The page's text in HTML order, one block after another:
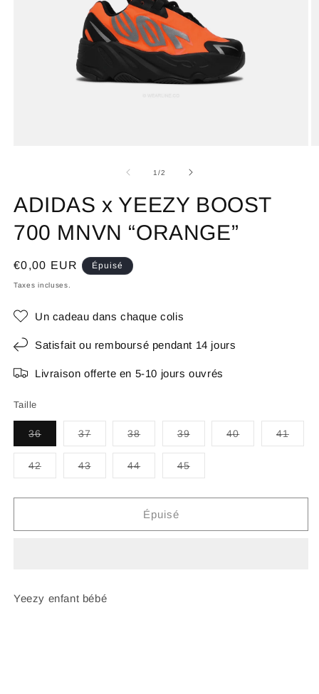
1/de
2
ADIDAS x YEEZY BOOST
700 MNVN “ORANGE”
Prix
habituel
€0,00 EUR Épuisé
Taxes incluses.
Un cadeau dans chaque colis
Satisfait ou remboursé pendant 14 jours
Livraison offerte en 5-10 jours ouvrés
Taille
36Variante
épuisée
ou
indisponible
37Variante
épuisée
ou
indisponible
38Variante
épuisée
ou
indisponible
39Variante
épuisée
ou
40Variante
épuisée
41
42Variante
épuisée
indisponible
43Variante
épuisée
indisponible
44Variante
épuisée
indisponible
45Variante
épuisée
indisponible
Épuisé
Yeezy enfant bébé